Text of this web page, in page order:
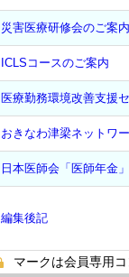
災害医療研修会のご案内
ICLSコースのご案内
医療勤務環境改善支援
おきなわ津梁ネットワ
日本医師会「医師年金
編集後記
マークは会員専用